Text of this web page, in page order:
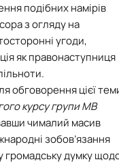
подібних намірів
з огляду на
угоди,
як правонаступниця
обговорення цієї
курсу групи МВ
чималий масив
зобов’язання
громадську думку